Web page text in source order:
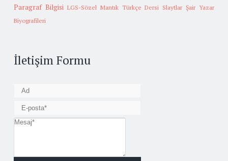
Paragraf Bilgisi LGS-Sözel Mantık Türkçe Dersi Slaytlar Şair Yazar
Biyografileri
İletişim Formu